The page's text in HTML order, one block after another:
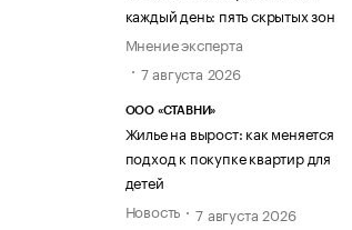
каждый день: пять скрытых зон
Мнение эксперта
7 августа 2026
ООО «СТАВНИ»
Жилье на вырост: как меняется
подход к покупке квартир для
детей
Новость
7 августа 2026